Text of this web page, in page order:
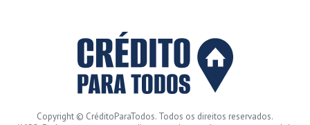
Copyright © CréditoParaTodos. Todos os direitos reservados.